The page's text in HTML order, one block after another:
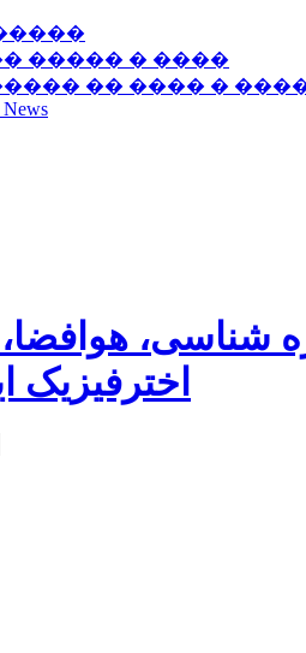
����� � ����
�� ���� �
News
شناسی،
اخترفیزیک